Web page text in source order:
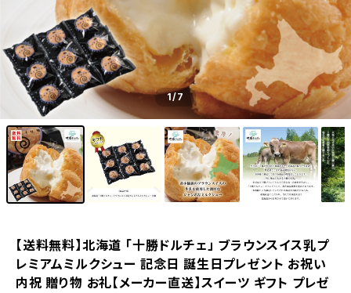
1/7
【送料無料】北海道 「十勝ドルチェ」 ブラウンスイス乳プ
レミアムミルクシュー 記念日 誕生日プレゼント お祝い
内祝 贈り物 お礼【メーカー直送】スイーツ ギフト プレゼ